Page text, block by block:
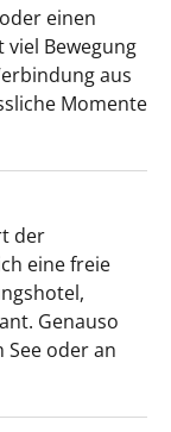
einen
viel Bewegung
aus
Momente
der
eine freie
Genauso
See oder an